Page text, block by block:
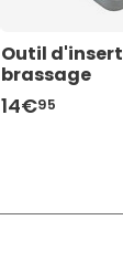
Outil
brassage
14€95